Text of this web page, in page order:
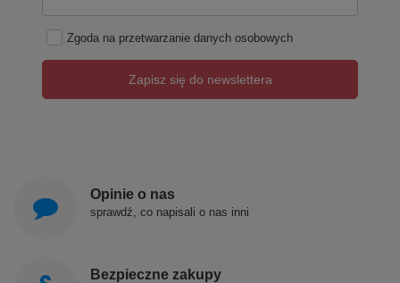
Zgoda na przetwarzanie danych osobowych
Zapisz się do newslettera
Opinie o nas
sprawdź, co napisali o nas inni
Bezpieczne zakupy